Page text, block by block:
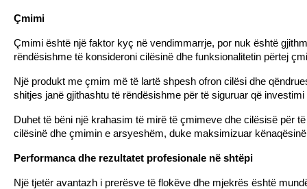
Çmimi
Çmimi është një faktor kyç në vendimmarrje, por nuk është
rëndësishme të konsideroni cilësinë dhe funksionalitetin përtej
Një produkt me çmim më të lartë shpesh ofron cilësi dhe
shitjes janë gjithashtu të rëndësishme për të siguruar që
Duhet të bëni një krahasim të mirë të çmimeve dhe cilësisë për
cilësinë dhe çmimin e arsyeshëm, duke maksimizuar
Performanca dhe rezultatet profesionale në shtëpi
Një tjetër avantazh i prerësve të flokëve dhe mjekrës është